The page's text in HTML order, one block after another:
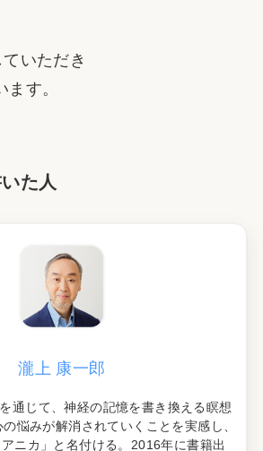
いただき
す。
た人
瀧上 康一郎
通じて、神経の記憶を書き換える瞑想
悩みが解消されていくことを実感し、
ニカ」と名付ける。2016年に書籍出